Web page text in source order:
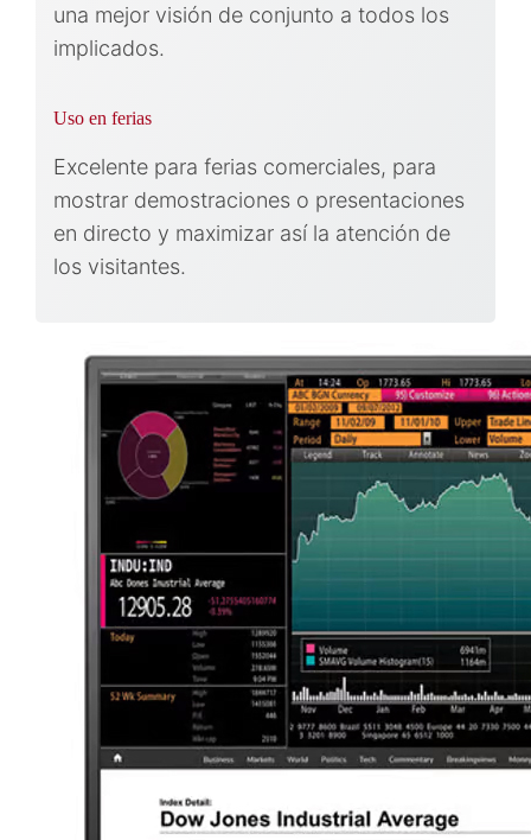
una mejor visión de conjunto a todos los
implicados.
Uso en ferias
Excelente para ferias comerciales, para
mostrar demostraciones o presentaciones
en directo y maximizar así la atención de
los visitantes.